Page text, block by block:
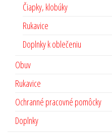
Čiapky, klobúky
Rukavice
Doplnky k oblečeniu
Obuv
Rukavice
Ochranné pracovné pomôcky
Doplnky